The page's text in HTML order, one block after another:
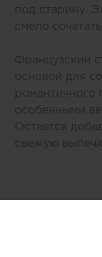
под старину.
смело
Французский
основой для
романтичного
особенными
Остается
свежую